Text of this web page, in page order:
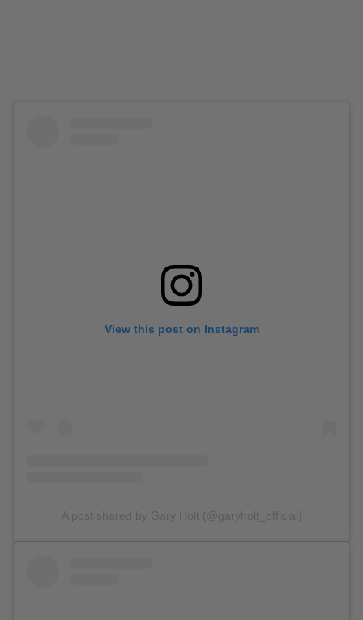
View this post on Instagram
A post shared by Gary Holt (@garyholt_official)